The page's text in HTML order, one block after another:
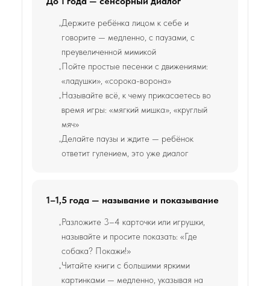
Держите ребёнка лицом к себе и
говорите — медленно, с паузами, с
преувеличенной мимикой
Пойте простые песенки с движениями:
«ладушки», «сорока-ворона»
Называйте всё, к чему прикасаетесь во
время игры: «мягкий мишка», «круглый
мяч»
Делайте паузы и ждите — ребёнок
ответит гулением, это уже диалог
1–1,5 года — называние и показывание
Разложите 3–4 карточки или игрушки,
называйте и просите показать: «Где
собака? Покажи!»
Читайте книги с большими яркими
картинками — медленно, указывая на